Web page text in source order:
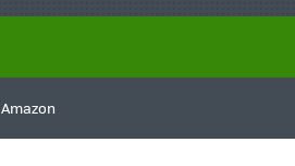
Amazon